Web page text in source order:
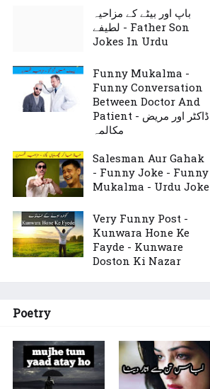
باپ اور بیٹے کے مزاحیہ
لطیفے - Father Son
Jokes In Urdu
Funny Mukalma -
Funny Conversation
Between Doctor And
Patient - ڈاکٹر اور مریض
مکالمہ
Salesman Aur Gahak
- Funny Joke - Funny
Mukalma - Urdu Joke
Very Funny Post -
Kunwara Hone Ke
Fayde - Kunware
Doston Ki Nazar
Poetry